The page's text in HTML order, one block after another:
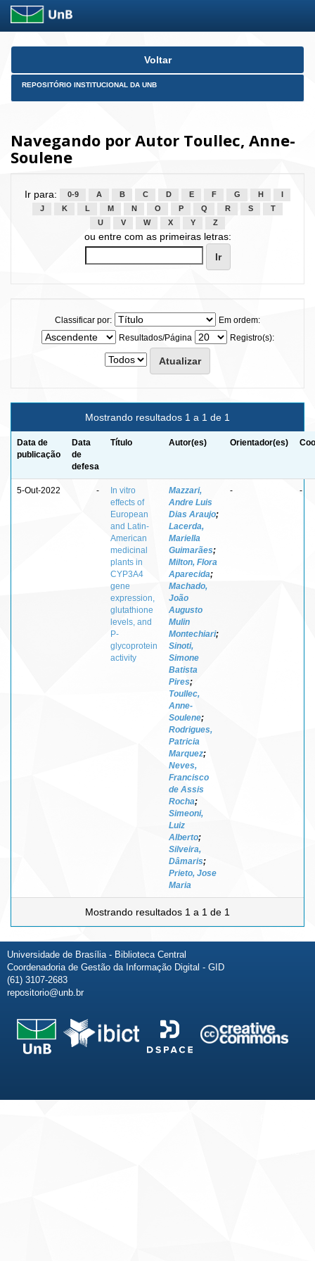
Skip
Voltar
REPOSITÓRIO INSTITUCIONAL DA UNB
Navegando por Autor Toullec, Anne-
Soulene
Ir para: 0-9 A B C D E F G H
J
K L M N O P Q R S
T
U
V W X Y Z
ou entre com as primeiras letras:
Classificar por:
Em ordem:
Resultados/Página
Registro(s):
Mostrando resultados 1 a 1 de 1
Data de
publicação
Data
de
defesa
Título Autor(es) Orientador(es)
5-Out-2022 -
In vitro
effects of
European
and Latin-
American
medicinal
plants in
CYP3A4
gene
expression,
glutathione
levels, and
P-
glycoprotein
activity
Mazzari,
Andre Luis
Dias Araujo;
Lacerda,
Mariella
Guimarães;
Milton, Flora
Aparecida;
Machado,
João
Augusto
Mulin
Montechiari;
Sinoti,
Simone
Batista
Pires;
Toullec,
Anne-
Soulene;
Rodrigues,
Patricia
Marquez;
Neves,
Francisco
de Assis
Rocha;
Simeoni,
Luiz
Alberto;
Silveira,
Dâmaris;
Prieto, Jose
Maria
- -
Mostrando resultados 1 a 1 de 1
Universidade de Brasília - Biblioteca Central
Coordenadoria de Gestão da Informação Digital - GID
(61) 3107-2683
repositorio@unb.br